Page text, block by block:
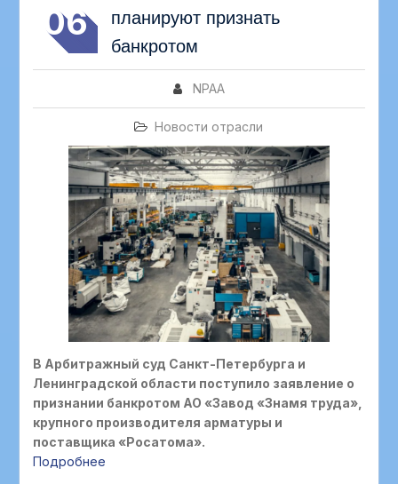
06
планируют признать
банкротом
NPAA
Новости отрасли
В Арбитражный суд Санкт-Петербурга и
Ленинградской области поступило заявление о
признании банкротом АО «Завод «Знамя труда»,
крупного производителя арматуры и
поставщика «Росатома».
Подробнее